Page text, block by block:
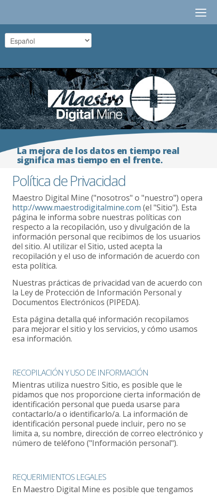
La mejora de los datos en tiempo real
significa mas tiempo en el frente.
Política de Privacidad
Maestro Digital Mine ("nosotros" o "nuestro") opera
http://www.maestrodigitalmine.com (el "Sitio"). Esta
página le informa sobre nuestras políticas con
respecto a la recopilación, uso y divulgación de la
información personal que recibimos de los usuarios
del sitio. Al utilizar el Sitio, usted acepta la
recopilación y el uso de información de acuerdo con
esta política.
Nuestras prácticas de privacidad van de acuerdo con
la Ley de Protección de Información Personal y
Documentos Electrónicos (PIPEDA).
Esta página detalla qué información recopilamos
para mejorar el sitio y los servicios, y cómo usamos
esa información.
RECOPILACIÓN Y USO DE INFORMACIÓN
Mientras utiliza nuestro Sitio, es posible que le
pidamos que nos proporcione cierta información de
identificación personal que pueda usarse para
contactarlo/a o identificarlo/a. La información de
identificación personal puede incluir, pero no se
limita a, su nombre, dirección de correo electrónico y
número de teléfono ("Información personal").
REQUERIMIENTOS LEGALES
En Maestro Digital Mine es posible que tengamos
≡